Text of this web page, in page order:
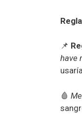
📌
have
🩸